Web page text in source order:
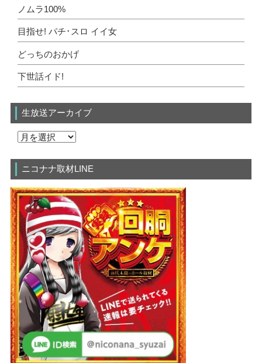
ノムラ100%
目指せ! パチ･スロ イイ女
どっちのおかげ
下世話イド!
生放送アーカイブ
ニコナナ取材LINE